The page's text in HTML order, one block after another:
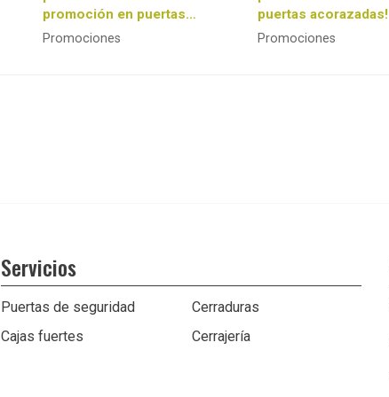
promoción en puertas
acorazadas!
Promociones
puertas acorazadas!
Promociones
Servicios
Puertas de seguridad
Cerraduras
Cajas fuertes
Cerrajería